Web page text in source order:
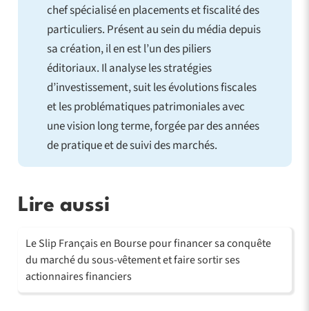
chef spécialisé en placements et fiscalité des
particuliers. Présent au sein du média depuis
sa création, il en est l’un des piliers
éditoriaux. Il analyse les stratégies
d’investissement, suit les évolutions fiscales
et les problématiques patrimoniales avec
une vision long terme, forgée par des années
de pratique et de suivi des marchés.
Lire aussi
Le Slip Français en Bourse pour financer sa conquête
du marché du sous-vêtement et faire sortir ses
actionnaires financiers